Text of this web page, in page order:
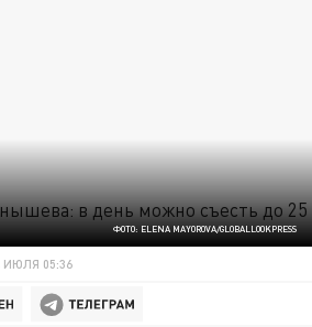
ФОТО: ELENA MAYOROVA/GLOBALLOOKPRESS
ИЮЛЯ 05:36